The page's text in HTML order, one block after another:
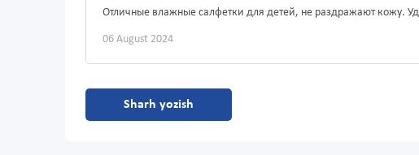
Отличные влажные салфетки для детей, не раздражают кожу.
06 August 2024
Sharh yozish